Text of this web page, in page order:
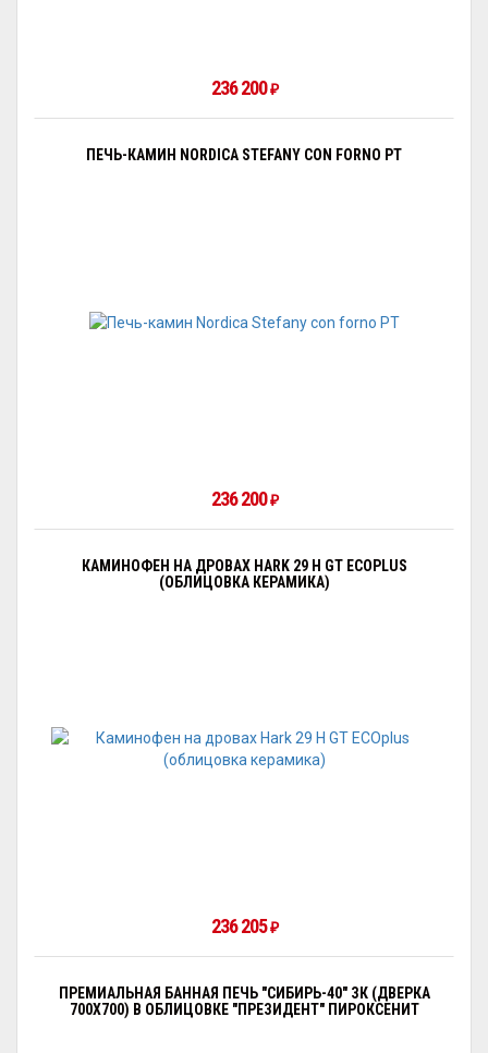
236 200 ₽
ПЕЧЬ-КАМИН NORDICA STEFANY CON FORNO PT
236 200 ₽
КАМИНОФЕН НА ДРОВАХ HARK 29 H GT ECOPLUS
(ОБЛИЦОВКА КЕРАМИКА)
236 205 ₽
ПРЕМИАЛЬНАЯ БАННАЯ ПЕЧЬ "СИБИРЬ-40" ЗК (ДВЕРКА
700Х700) В ОБЛИЦОВКЕ "ПРЕЗИДЕНТ" ПИРОКСЕНИТ